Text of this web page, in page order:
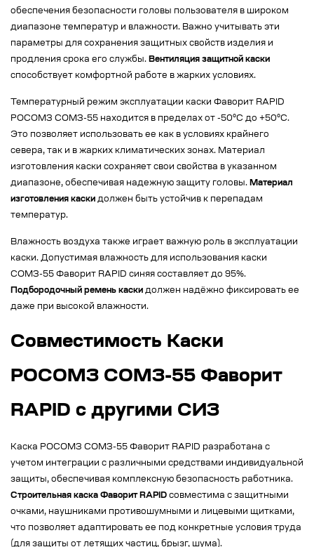
обеспечения безопасности головы пользователя в широком
диапазоне температур и влажности. Важно учитывать эти
параметры для сохранения защитных свойств изделия и
продления срока его службы. Вентиляция защитной каски
способствует комфортной работе в жарких условиях.
Температурный режим эксплуатации каски Фаворит RAPID
РОСОМЗ СОМЗ-55 находится в пределах от -50°C до +50°C.
Это позволяет использовать ее как в условиях крайнего
севера, так и в жарких климатических зонах. Материал
изготовления каски сохраняет свои свойства в указанном
диапазоне, обеспечивая надежную защиту головы. Материал
изготовления каски должен быть устойчив к перепадам
температур.
Влажность воздуха также играет важную роль в эксплуатации
каски. Допустимая влажность для использования каски
СОМЗ-55 Фаворит RAPID синяя составляет до 95%.
Подбородочный ремень каски должен надёжно фиксировать ее
даже при высокой влажности.
Совместимость Каски
РОСОМЗ СОМЗ-55 Фаворит
RAPID с другими СИЗ
Каска РОСОМЗ СОМЗ-55 Фаворит RAPID разработана с
учетом интеграции с различными средствами индивидуальной
защиты, обеспечивая комплексную безопасность работника.
Строительная каска Фаворит RAPID совместима с защитными
очками, наушниками противошумными и лицевыми щитками,
что позволяет адаптировать ее под конкретные условия труда
(для защиты от летящих частиц, брызг, шума).